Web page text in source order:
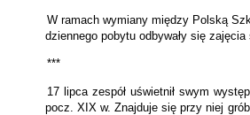
W ramach wymiany między Polską
dziennego pobytu odbywały się
***
17 lipca zespół uświetnił swym
pocz. XIX w. Znajduje się przy niej